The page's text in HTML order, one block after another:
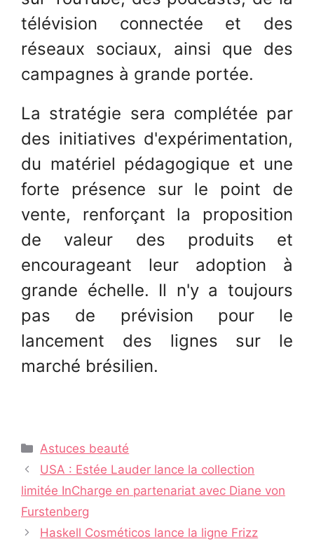
télévision connectée et des
réseaux sociaux, ainsi que des
campagnes à grande portée.
La stratégie sera complétée par
des initiatives d'expérimentation,
du matériel pédagogique et une
forte présence sur le point de
vente, renforçant la proposition
de valeur des produits et
encourageant leur adoption à
grande échelle. Il n'y a toujours
pas de prévision pour le
lancement des lignes sur le
marché brésilien.
Catégories
Astuces beauté
Navigation
des
USA : Estée Lauder lance la collection
limitée InCharge en partenariat avec Diane von
Furstenberg
Haskell Cosméticos lance la ligne Frizz